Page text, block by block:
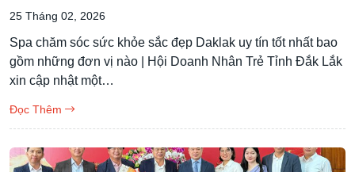
25 Tháng 02, 2026
Spa chăm sóc sức khỏe sắc đẹp Daklak uy tín tốt nhất bao
gồm những đơn vị nào | Hội Doanh Nhân Trẻ Tỉnh Đắk Lắk
xin cập nhật một…
Đọc Thêm